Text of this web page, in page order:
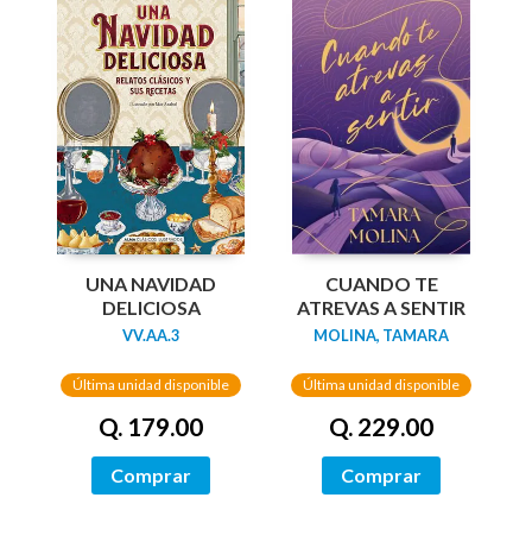
UNA NAVIDAD
DELICIOSA
VV.AA.3
Última unidad disponible
Q. 179.00
Comprar
CUANDO TE
ATREVAS A SENTIR
MOLINA, TAMARA
Última unidad disponible
Q. 229.00
Comprar